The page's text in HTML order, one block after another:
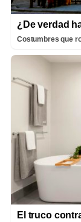
¿De verdad
Costumbres que
El truco